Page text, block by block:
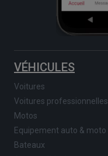
VÉHICULES
Voitures
Voitures professionnelles
Motos
Equipement auto & moto
Bateaux